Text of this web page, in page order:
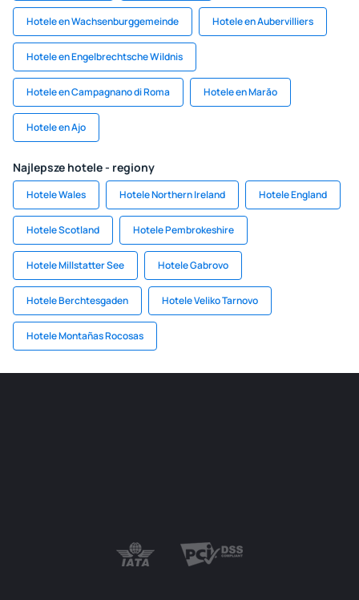
Hotele en Wachsenburggemeinde Hotele en Aubervilliers
Hotele en Engelbrechtsche Wildnis
Hotele en Campagnano di Roma Hotele en Marăo
Hotele en Ajo
Najlepsze hotele - regiony
Hotele Wales Hotele Northern Ireland Hotele England
Hotele Scotland Hotele Pembrokeshire
Hotele Millstatter See Hotele Gabrovo
Hotele Berchtesgaden Hotele Veliko Tarnovo
Hotele Montañas Rocosas